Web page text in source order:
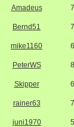
Amadeus
Bernd51
mike1160
PeterWS
Skipper
rainer63
juni1970